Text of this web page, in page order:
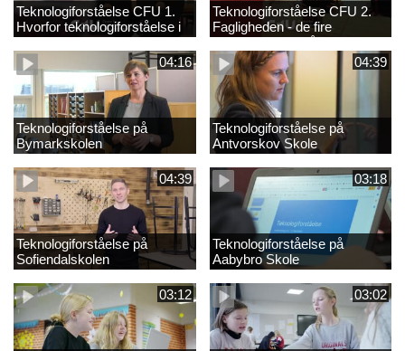
Teknologiforståelse CFU 1.
Hvorfor teknologiforståelse i
folkeskolen?
Teknologiforståelse CFU 2.
Fagligheden - de fire
kompetenceområder
04:16
Teknologiforståelse på
Bymarkskolen
04:39
Teknologiforståelse på
Antvorskov Skole
04:39
Teknologiforståelse på
Sofiendalskolen
03:18
Teknologiforståelse på
Aabybro Skole
03:12 03:02